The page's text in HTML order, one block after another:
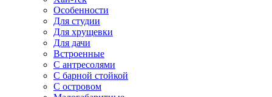
Особенности
Для студии
Для хрущевки
Для дачи
Встроенные
С антресолями
С барной стойкой
С островом